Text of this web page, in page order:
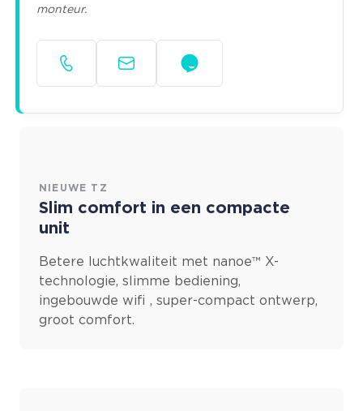
monteur.
NIEUWE TZ
Slim comfort in een compacte
unit
Betere luchtkwaliteit met nanoe™ X-
technologie, slimme bediening,
ingebouwde wifi , super-compact ontwerp,
groot comfort.